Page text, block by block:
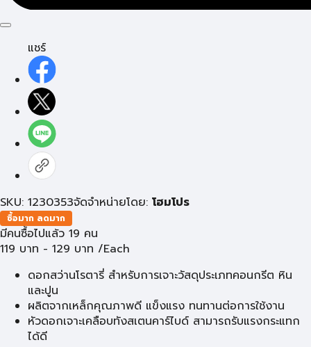
แชร์
SKU: 1230353จัดจำหน่ายโดย: โฮมโปร
ซื้อมาก ลดมาก
มีคนซื้อไปแล้ว 19 คน
119 บาท - 129 บาท /Each
ดอกสว่านโรตารี่ สำหรับการเจาะวัสดุประเภทคอนกรีต หิน
และปูน
ผลิตจากเหล็กคุณภาพดี แข็งแรง ทนทานต่อการใช้งาน
หัวดอกเจาะเคลือบทังสเตนคาร์ไบด์ สามารถรับแรงกระแทก
ได้ดี